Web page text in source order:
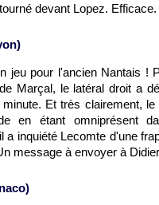
devant Lopez. Efficace.
jeu pour l'ancien Nantais !
Marçal, le latéral droit a
Et très clairement,
en étant omniprésent
a inquiété Lecomte d'une
message à envoyer à